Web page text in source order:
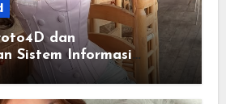
dan
Sistem Informasi